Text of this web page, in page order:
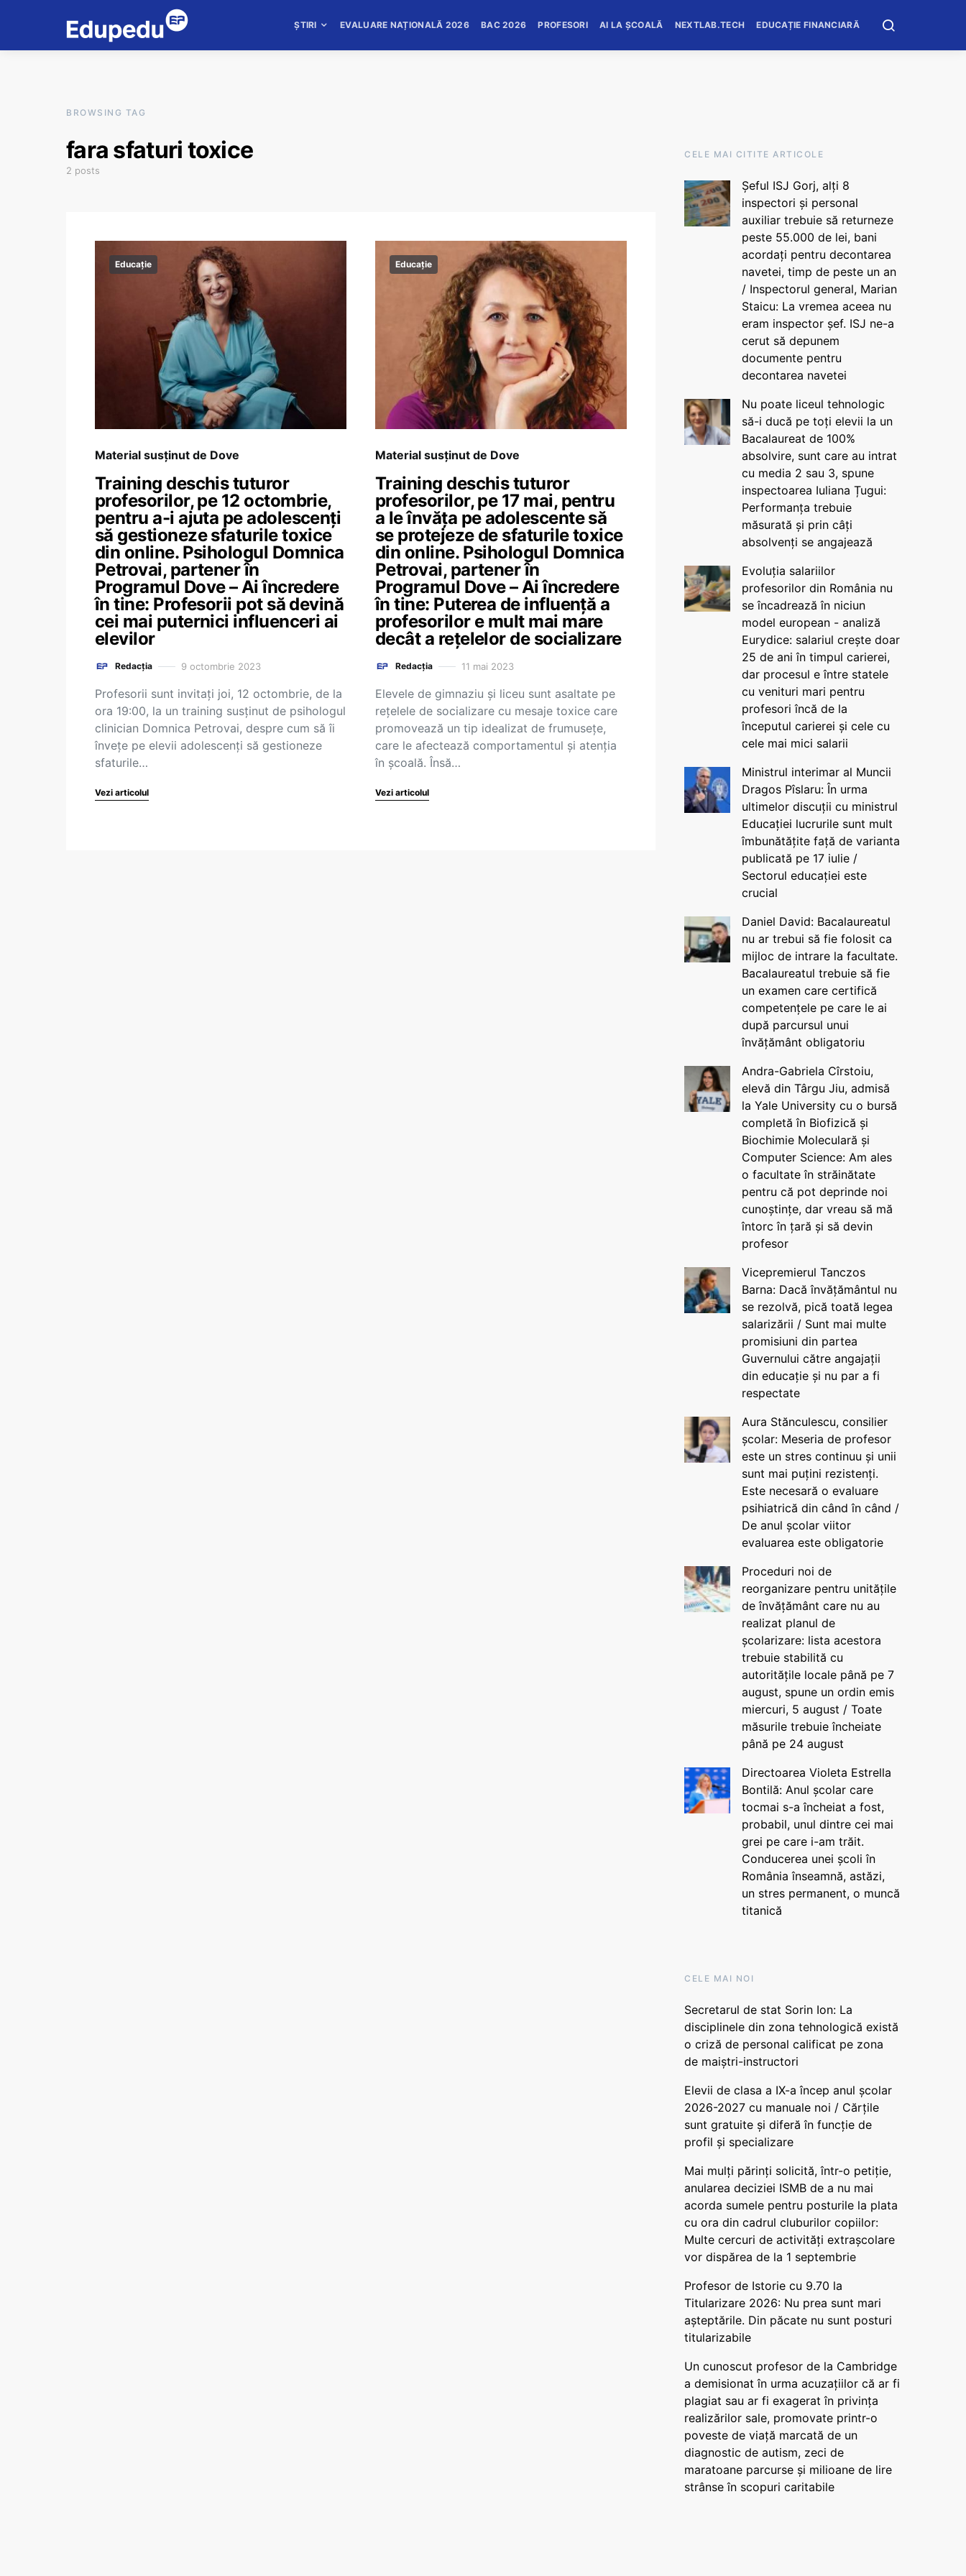
ȘTIRI EVALUARE NAȚIONALĂ 2026 BAC 2026 PROFESORI AI LA ȘCOALĂ NEXTLAB.TECH EDUCAȚIE FINANCIARĂ
BROWSING TAG
fara sfaturi toxice
2 posts
Educație
Material susținut de Dove
Training deschis tuturor
profesorilor, pe 12 octombrie,
pentru a-i ajuta pe adolescenți
să gestioneze sfaturile toxice
din online. Psihologul Domnica
Petrovai, partener în
Programul Dove – Ai încredere
în tine: Profesorii pot să devină
cei mai puternici influenceri ai
elevilor
Redacția 9 octombrie 2023
Profesorii sunt invitați joi, 12 octombrie, de la
ora 19:00, la un training susținut de psihologul
clinician Domnica Petrovai, despre cum să îi
învețe pe elevii adolescenți să gestioneze
sfaturile…
Vezi articolul
Educație
Material susținut de Dove
Training deschis tuturor
profesorilor, pe 17 mai, pentru
a le învăța pe adolescente să
se protejeze de sfaturile toxice
din online. Psihologul Domnica
Petrovai, partener în
Programul Dove – Ai încredere
în tine: Puterea de influență a
profesorilor e mult mai mare
decât a rețelelor de socializare
Redacția 11 mai 2023
Elevele de gimnaziu și liceu sunt asaltate pe
rețelele de socializare cu mesaje toxice care
promovează un tip idealizat de frumusețe,
care le afectează comportamentul și atenția
în școală. Însă…
Vezi articolul
CELE MAI CITITE ARTICOLE
Șeful ISJ Gorj, alți 8
inspectori și personal
auxiliar trebuie să returneze
peste 55.000 de lei, bani
acordați pentru decontarea
navetei, timp de peste un an
/ Inspectorul general, Marian
Staicu: La vremea aceea nu
eram inspector șef. ISJ ne-a
cerut să depunem
documente pentru
decontarea navetei
Nu poate liceul tehnologic
să-i ducă pe toți elevii la un
Bacalaureat de 100%
absolvire, sunt care au intrat
cu media 2 sau 3, spune
inspectoarea Iuliana Țugui:
Performanța trebuie
măsurată și prin câți
absolvenți se angajează
Evoluția salariilor
profesorilor din România nu
se încadrează în niciun
model european - analiză
Eurydice: salariul crește doar
25 de ani în timpul carierei,
dar procesul e între statele
cu venituri mari pentru
profesori încă de la
începutul carierei și cele cu
cele mai mici salarii
Ministrul interimar al Muncii
Dragos Pîslaru: În urma
ultimelor discuții cu ministrul
Educației lucrurile sunt mult
îmbunătățite față de varianta
publicată pe 17 iulie /
Sectorul educației este
crucial
Daniel David: Bacalaureatul
nu ar trebui să fie folosit ca
mijloc de intrare la facultate.
Bacalaureatul trebuie să fie
un examen care certifică
competențele pe care le ai
după parcursul unui
învățământ obligatoriu
Andra-Gabriela Cîrstoiu,
elevă din Târgu Jiu, admisă
la Yale University cu o bursă
completă în Biofizică și
Biochimie Moleculară și
Computer Science: Am ales
o facultate în străinătate
pentru că pot deprinde noi
cunoștințe, dar vreau să mă
întorc în țară și să devin
profesor
Vicepremierul Tanczos
Barna: Dacă învățământul nu
se rezolvă, pică toată legea
salarizării / Sunt mai multe
promisiuni din partea
Guvernului către angajații
din educație și nu par a fi
respectate
Aura Stănculescu, consilier
școlar: Meseria de profesor
este un stres continuu și unii
sunt mai puțini rezistenți.
Este necesară o evaluare
psihiatrică din când în când /
De anul școlar viitor
evaluarea este obligatorie
Proceduri noi de
reorganizare pentru unitățile
de învățământ care nu au
realizat planul de
școlarizare: lista acestora
trebuie stabilită cu
autoritățile locale până pe 7
august, spune un ordin emis
miercuri, 5 august / Toate
măsurile trebuie încheiate
până pe 24 august
Directoarea Violeta Estrella
Bontilă: Anul școlar care
tocmai s-a încheiat a fost,
probabil, unul dintre cei mai
grei pe care i-am trăit.
Conducerea unei școli în
România înseamnă, astăzi,
un stres permanent, o muncă
titanică
CELE MAI NOI
Secretarul de stat Sorin Ion: La
disciplinele din zona tehnologică există
o criză de personal calificat pe zona
de maiștri-instructori
Elevii de clasa a IX-a încep anul școlar
2026-2027 cu manuale noi / Cărțile
sunt gratuite și diferă în funcție de
profil și specializare
Mai mulți părinți solicită, într-o petiție,
anularea deciziei ISMB de a nu mai
acorda sumele pentru posturile la plata
cu ora din cadrul cluburilor copiilor:
Multe cercuri de activități extrașcolare
vor dispărea de la 1 septembrie
Profesor de Istorie cu 9.70 la
Titularizare 2026: Nu prea sunt mari
așteptările. Din păcate nu sunt posturi
titularizabile
Un cunoscut profesor de la Cambridge
a demisionat în urma acuzațiilor că ar fi
plagiat sau ar fi exagerat în privința
realizărilor sale, promovate printr-o
poveste de viață marcată de un
diagnostic de autism, zeci de
maratoane parcurse și milioane de lire
strânse în scopuri caritabile